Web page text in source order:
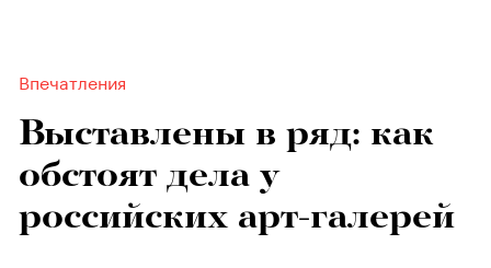
Впечатления
Выставлены в ряд: как
обстоят дела у
российских арт-галерей